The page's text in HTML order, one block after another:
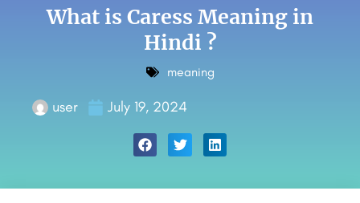
What is Caress Meaning in
Hindi ?
meaning
user July 19, 2024